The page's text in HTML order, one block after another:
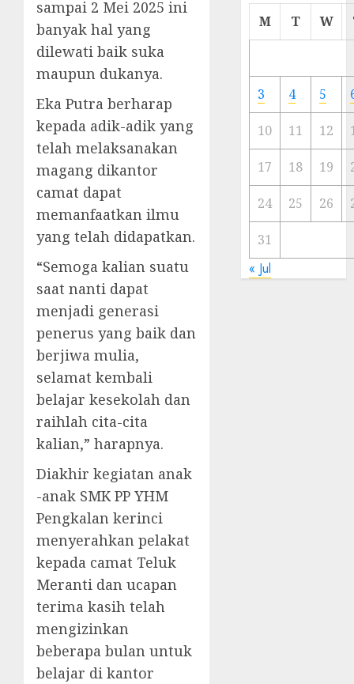
sampai 2 Mei 2025 ini
banyak hal yang
dilewati baik suka
maupun dukanya.
Eka Putra berharap
kepada adik-adik yang
telah melaksanakan
magang dikantor
camat dapat
memanfaatkan ilmu
yang telah didapatkan.
“Semoga kalian suatu
saat nanti dapat
menjadi generasi
penerus yang baik dan
berjiwa mulia,
selamat kembali
belajar kesekolah dan
raihlah cita-cita
kalian,” harapnya.
Diakhir kegiatan anak
-anak SMK PP YHM
Pengkalan kerinci
menyerahkan pelakat
kepada camat Teluk
Meranti dan ucapan
terima kasih telah
mengizinkan
beberapa bulan untuk
belajar di kantor
Cermin
Ibu
Kota
23/11/
M T W
3 4 5
10 11 12
17 18 19
24 25 26
31
« Jul